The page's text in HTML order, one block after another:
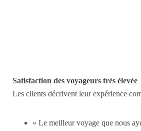
Satisfaction des voyageurs très élevée
Les clients décrivent leur expérience
« Le meilleur voyage que nous